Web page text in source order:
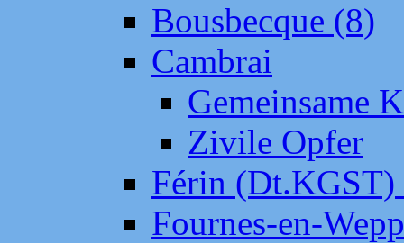
Bousbecque (8)
Cambrai
Gemeinsame
Zivile Opfer
Férin (Dt.KGST)
Fournes-en-